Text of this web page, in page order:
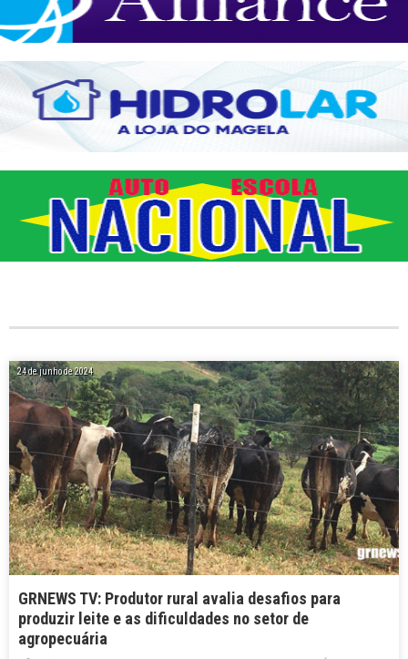
24 de junho de 2024
GRNEWS TV: Produtor rural avalia desafios para
produzir leite e as dificuldades no setor de
agropecuária